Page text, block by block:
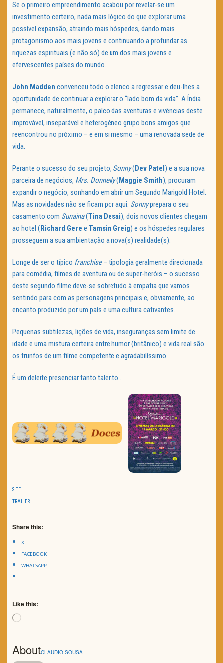
Se o primeiro empreendimento acabou por revelar-se um
investimento certeiro, nada mais lógico do que explorar uma
possível expansão, atraindo mais hóspedes, dando mais
protagonismo aos mais jovens e continuando a profundar as
riquezas espirituais (e não só) de um dos mais jovens e
efervescentes países do mundo.
John Madden convenceu todo o elenco a regressar e deu-lhes a
oportunidade de continuar a explorar o “lado bom da vida”. A Índia
permanece, naturalmente, o palco das aventuras e vivências deste
improvável, inseparável e heterogéneo grupo bons amigos que
reencontrou no próximo – e em si mesmo – uma renovada sede de
vida.
Perante o sucesso do seu projeto, Sonny(Dev Patel) e a sua nova
parceira de negócios, Mrs. Donnelly(Maggie Smith), procuram
expandir o negócio, sonhando em abrir um Segundo Marigold Hotel.
Mas as novidades não se ficam por aqui. Sonnyprepara o seu
casamento com Sunaina(Tina Desai), dois novos clientes chegam
ao hotel (Richard Gere e Tamsin Greig) e os hóspedes regulares
prosseguem a sua ambientação a nova(s) realidade(s).
Longe de ser o típico franchise– tipologia geralmente direcionada
para comédia, filmes de aventura ou de super-heróis – o sucesso
deste segundo filme deve-se sobretudo à empatia que vamos
sentindo para com as personagens principais e, obviamente, ao
encanto produzido por um país e uma cultura cativantes.
Pequenas subtilezas, lições de vida, inseguranças sem limite de
idade e uma mistura certeira entre humor (britânico) e vida real são
os trunfos de um filme competente e agradabilíssimo.
É um deleite presenciar tanto talento…
SITE
TRAILER
Share this:
X
FACEBOOK
WHATSAPP
Like this:
Loading…
AboutCLAUDIO SOUSA